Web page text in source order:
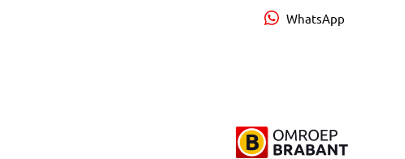
WhatsApp